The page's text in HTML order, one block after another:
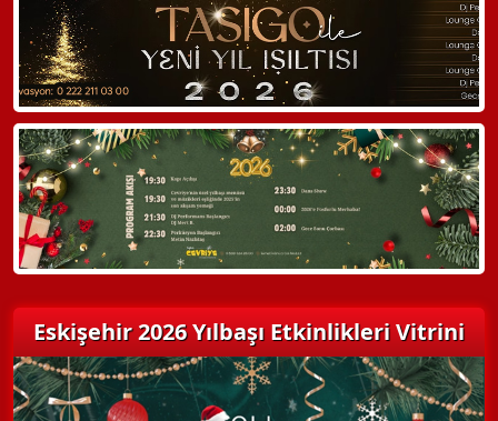
WhatsApp ile Bilgi Alın
Hemen Arayın
Detaylı Bilgi Alın
Eskişehir 2026 Yılbaşı Etkinlikleri Vitrini